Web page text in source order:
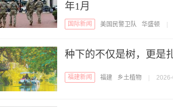
年1月
国际新闻 美国民警卫队 华盛顿
种下的不仅是树，更是
福建新闻 福建 乡土植物